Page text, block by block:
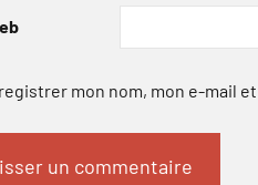
mon nom, mon e-mail